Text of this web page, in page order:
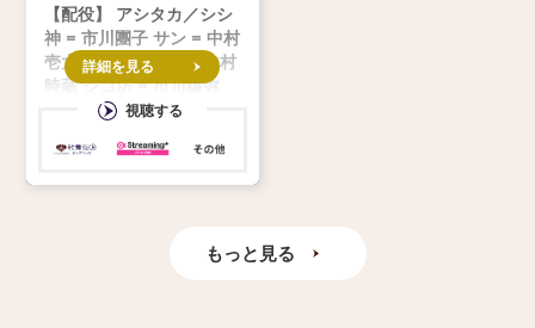
【配役】 アシタカ／シシ
神 = 市川團子 サン = 中村
壱太郎 エボシ御前 = 中村
時蔵 ジコ坊 = 市川猿弥
モロの君 = 市川笑三郎 甲
市川寿猿 ヒ
詳細を見る
視聴する
もっと見る